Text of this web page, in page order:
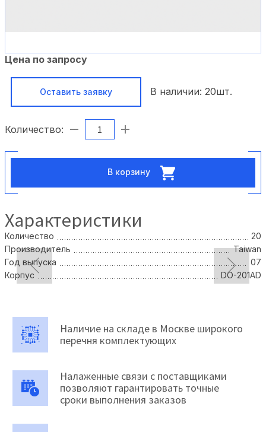
Цена по запросу
Оставить заявку В наличии: 20шт.
Количество:
В корзину
Характеристики
Количество
20
Производитель
Taiwan
Год выпуска
07
Корпус
DO-201AD
Наличие на складе в Москве широкого
перечня комплектующих
Налаженные связи с поставщиками
позволяют гарантировать точные
сроки выполнения заказов